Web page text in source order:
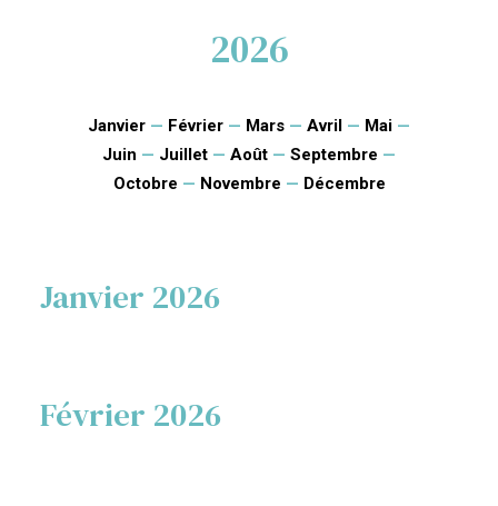
2026
Janvier — Février — Mars — Avril — Mai —
Juin — Juillet — Août — Septembre —
Octobre — Novembre — Décembre
Janvier 2026
Février 2026